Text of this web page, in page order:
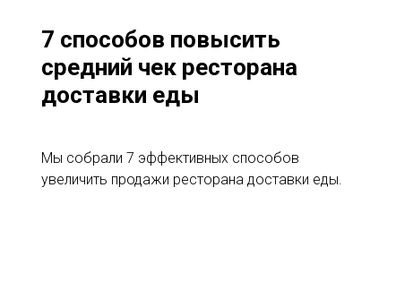
7 способов повысить
средний чек ресторана
доставки еды
Мы собрали 7 эффективных способов
увеличить продажи ресторана доставки еды.